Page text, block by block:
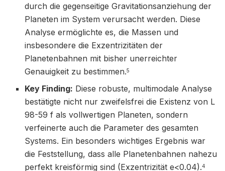
durch die gegenseitige Gravitationsanziehung der
Planeten im System verursacht werden. Diese
Analyse ermöglichte es, die Massen und
insbesondere die Exzentrizitäten der
Planetenbahnen mit bisher unerreichter
Genauigkeit zu bestimmen.5
Key Finding: Diese robuste, multimodale Analyse
bestätigte nicht nur zweifelsfrei die Existenz von L
98-59 f als vollwertigen Planeten, sondern
verfeinerte auch die Parameter des gesamten
Systems. Ein besonders wichtiges Ergebnis war
die Feststellung, dass alle Planetenbahnen nahezu
perfekt kreisförmig sind (Exzentrizität e<0.04).4